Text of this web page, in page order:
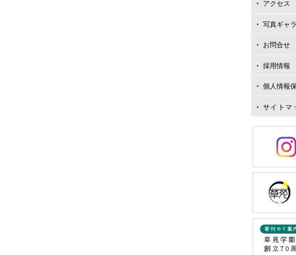
アクセス
写真ギャ
お問合せ
採用情報
個人情報
サイトマ